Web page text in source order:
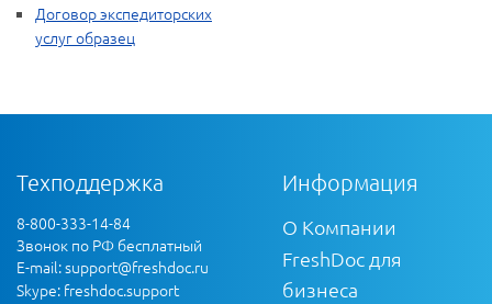
Договор экспедиторских
услуг образец
Техподдержка
8-800-333-14-84
Звонок по РФ бесплатный
E-mail:support@freshdoc.ru
Skype: freshdoc.support
Информация
О Компании
FreshDoc для
бизнеса